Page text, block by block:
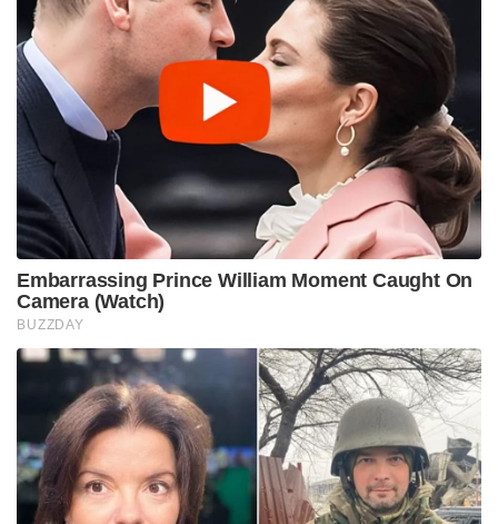
Embarrassing Prince William Moment Caught On
Camera (Watch)
BUZZDAY